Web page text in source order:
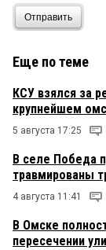
Отправить
Еще по теме
КСУ взялся за
крупнейшем
5 августа 17:25
В селе Победа
травмированы
4 августа 11:41
В Омске
пересечении